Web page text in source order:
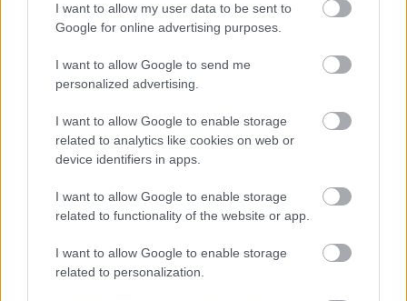
I want to allow my user data to be sent to
Google for online advertising purposes.
I want to allow Google to send me
personalized advertising.
I want to allow Google to enable storage
related to analytics like cookies on web or
device identifiers in apps.
I want to allow Google to enable storage
related to functionality of the website or app.
I want to allow Google to enable storage
related to personalization.
[SDCC 2022]: Fekete Párduc 2. (Black
Panther: Wakanda Forever) - teaser
trailer + plakát
dvdnews•2022. július 24.
Hazai bemutató: 2022. november 10.